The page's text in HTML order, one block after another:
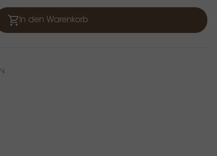
In den Warenkorb